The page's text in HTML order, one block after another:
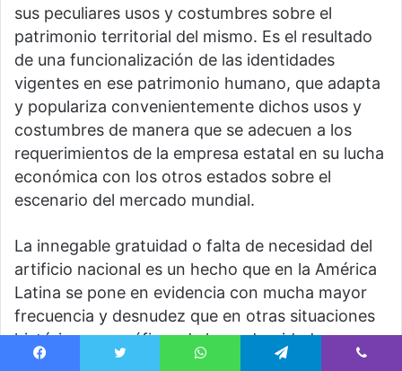
sus peculiares usos y costumbres sobre el
patrimonio territorial del mismo. Es el resultado
de una funcionalización de las identidades
vigentes en ese patrimonio humano, que adapta
y populariza convenientemente dichos usos y
costumbres de manera que se adecuen a los
requerimientos de la empresa estatal en su lucha
económica con los otros estados sobre el
escenario del mercado mundial.
La innegable gratuidad o falta de necesidad del
artificio nacional es un hecho que en la América
Latina se pone en evidencia con mucha mayor
frecuencia y desnudez que en otras situaciones
histórico-geográficas de la modernidad
capitalista. Pero es una gratuidad que, aparte de